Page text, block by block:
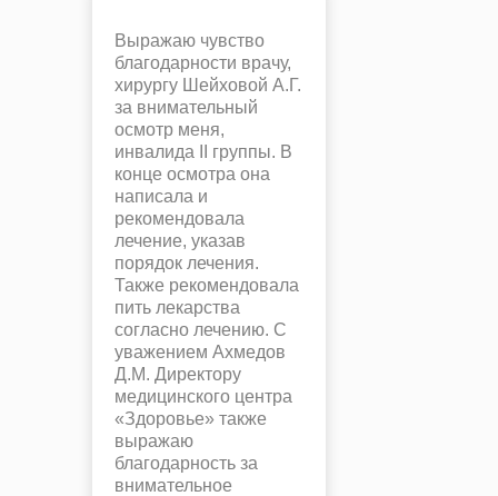
Выражаю чувство
благодарности врачу,
хирургу Шейховой А.Г.
за внимательный
осмотр меня,
инвалида II группы. В
конце осмотра она
написала и
рекомендовала
лечение, указав
порядок лечения.
Также рекомендовала
пить лекарства
согласно лечению. С
уважением Ахмедов
Д.М. Директору
медицинского центра
«Здоровье» также
выражаю
благодарность за
внимательное